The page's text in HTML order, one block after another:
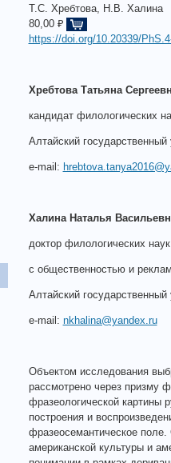
Т.С. Хребтова, Н.В. Халина
80,00 ₽
https://doi.org/10.20339/
Хребтова Татьяна
кандидат филологических
Алтайский государственный
e-mail:
Халина Наталья
доктор филологических
с общественностью и
Алтайский государственный
e-mail: nkhalina@yandex.ru
Объектом исследования
рассмотрено через призму
фразеологической картины
построения и
фразеосемантическое
американской культуры и